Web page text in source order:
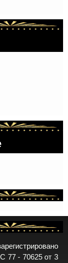
77 - 70625 от 3